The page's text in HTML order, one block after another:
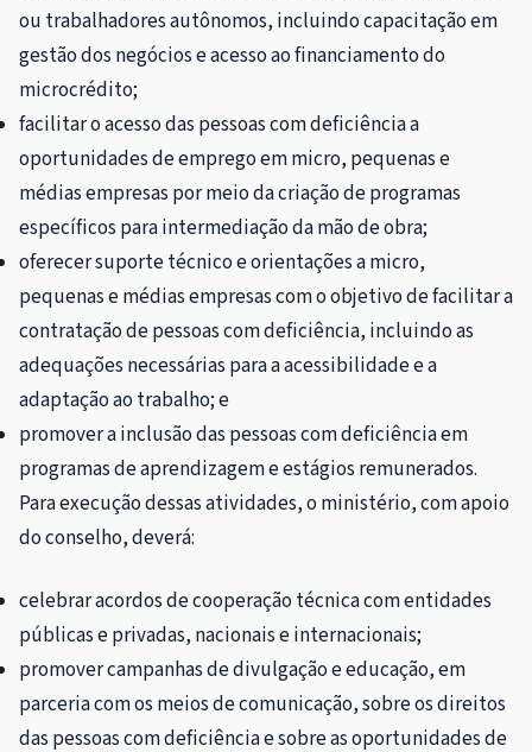
ou trabalhadores autônomos, incluindo capacitação em
gestão dos negócios e acesso ao financiamento do
microcrédito;
facilitar o acesso das pessoas com deficiência a
oportunidades de emprego em micro, pequenas e
médias empresas por meio da criação de programas
específicos para intermediação da mão de obra;
oferecer suporte técnico e orientações a micro,
pequenas e médias empresas com o objetivo de facilitar a
contratação de pessoas com deficiência, incluindo as
adequações necessárias para a acessibilidade e a
adaptação ao trabalho; e
promover a inclusão das pessoas com deficiência em
programas de aprendizagem e estágios remunerados.
Para execução dessas atividades, o ministério, com apoio
do conselho, deverá:
celebrar acordos de cooperação técnica com entidades
públicas e privadas, nacionais e internacionais;
promover campanhas de divulgação e educação, em
parceria com os meios de comunicação, sobre os direitos
das pessoas com deficiência e sobre as oportunidades de